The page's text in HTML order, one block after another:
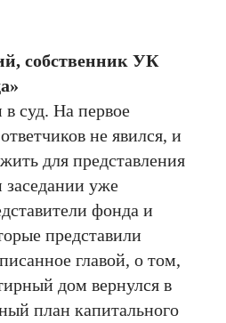
собственник УК
суд. На первое
не явился, и
для представления
уже
фонда и
представили
главой, о том,
дом вернулся в
план капитального